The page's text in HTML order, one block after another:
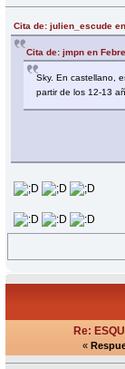
Cita de: julien_escude
Cita de: jmpn en
Sky. En castellano,
partir de los 12-13
Re:
«